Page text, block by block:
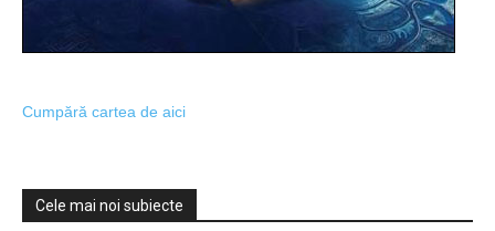
Cumpără cartea de aici
Cele mai noi subiecte